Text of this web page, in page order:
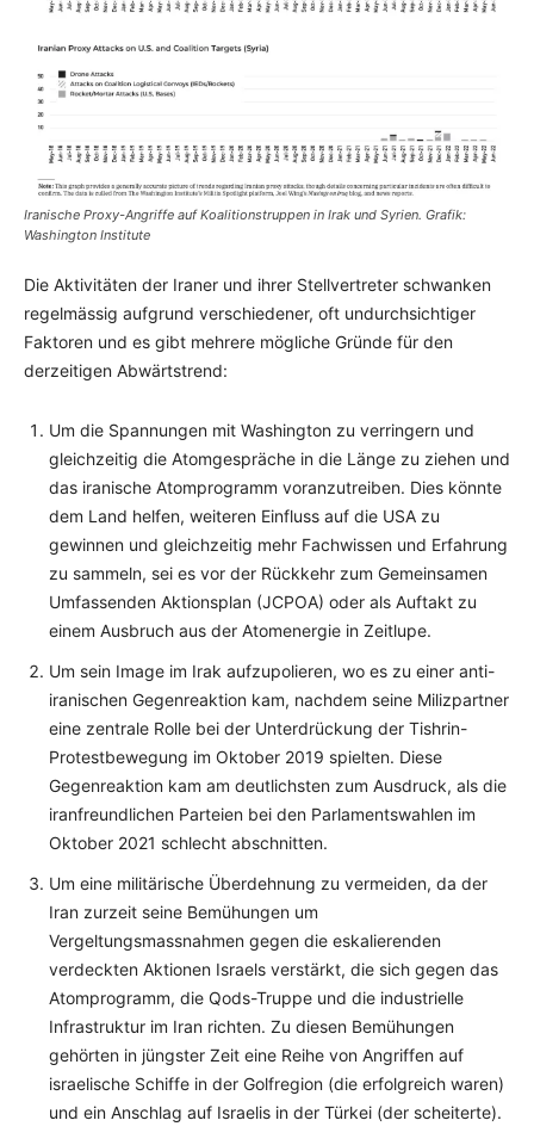
Iranische Proxy-Angriffe auf Koalitionstruppen in Irak und Syrien. Grafik:
Washington Institute
Die Aktivitäten der Iraner und ihrer Stellvertreter schwanken
regelmässig aufgrund verschiedener, oft undurchsichtiger
Faktoren und es gibt mehrere mögliche Gründe für den
derzeitigen Abwärtstrend:
Um die Spannungen mit Washington zu verringern und
gleichzeitig die Atomgespräche in die Länge zu ziehen und
das iranische Atomprogramm voranzutreiben. Dies könnte
dem Land helfen, weiteren Einfluss auf die USA zu
gewinnen und gleichzeitig mehr Fachwissen und Erfahrung
zu sammeln, sei es vor der Rückkehr zum Gemeinsamen
Umfassenden Aktionsplan (JCPOA) oder als Auftakt zu
einem Ausbruch aus der Atomenergie in Zeitlupe.
Um sein Image im Irak aufzupolieren, wo es zu einer anti-
iranischen Gegenreaktion kam, nachdem seine Milizpartner
eine zentrale Rolle bei der Unterdrückung der Tishrin-
Protestbewegung im Oktober 2019 spielten. Diese
Gegenreaktion kam am deutlichsten zum Ausdruck, als die
iranfreundlichen Parteien bei den Parlamentswahlen im
Oktober 2021 schlecht abschnitten.
Um eine militärische Überdehnung zu vermeiden, da der
Iran zurzeit seine Bemühungen um
Vergeltungsmassnahmen gegen die eskalierenden
verdeckten Aktionen Israels verstärkt, die sich gegen das
Atomprogramm, die Qods-Truppe und die industrielle
Infrastruktur im Iran richten. Zu diesen Bemühungen
gehörten in jüngster Zeit eine Reihe von Angriffen auf
israelische Schiffe in der Golfregion (die erfolgreich waren)
und ein Anschlag auf Israelis in der Türkei (der scheiterte).